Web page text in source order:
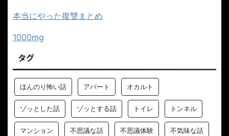
本当にやった復讐まとめ
1000mg
タグ
ほんのり怖い話 アパート オカルト
ゾッとした話 ゾッとする話 トイレ トンネル
マンション 不思議な話 不思議体験 不気味な話